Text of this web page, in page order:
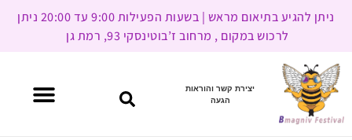
ניתן להגיע בתיאום מראש | בשעות הפעילות 9:00 עד 20:00 ניתן
לרכוש במקום , מרחוב ז’בוטינסקי 93, רמת גן
יצירת קשר והוראות
הגעה